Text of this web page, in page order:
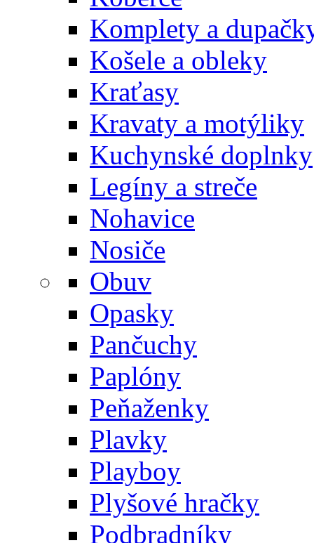
Komplety a
Košele a obleky
Kraťasy
Kravaty a motýliky
Kuchynské doplnky
Legíny a streče
Nohavice
Nosiče
Obuv
Opasky
Pančuchy
Paplóny
Peňaženky
Plavky
Playboy
Plyšové hračky
Podbradníky